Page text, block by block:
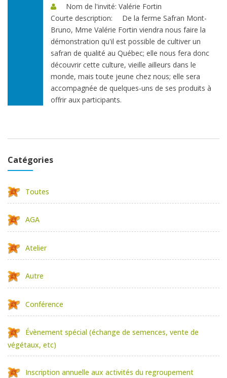
Nom de l'invité: Valérie Fortin
Courte description:
De la ferme Safran Mont-
Bruno, Mme Valérie Fortin viendra nous faire la
démonstration qu'il est possible de cultiver un
safran de qualité au Québec; elle nous fera donc
découvrir cette culture, vieille ailleurs dans le
monde, mais toute jeune chez nous; elle sera
accompagnée de quelques-uns de ses produits à
offrir aux participants.
Catégories
Toutes
AGA
Atelier
Autre
Conférence
Évènement spécial (échange de semences, vente de
végétaux, etc)
Inscription annuelle aux activités du regroupement